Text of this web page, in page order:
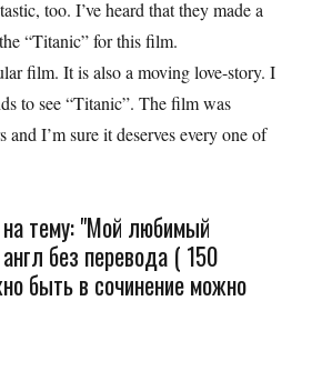
too. I’ve heard that they made a
“Titanic” for this film.
film. It is also a moving love-story. I
to see “Titanic”. The film was
and I’m sure it deserves every one of
на тему: "Мой любимый
без перевода ( 150
быть в сочинение можно